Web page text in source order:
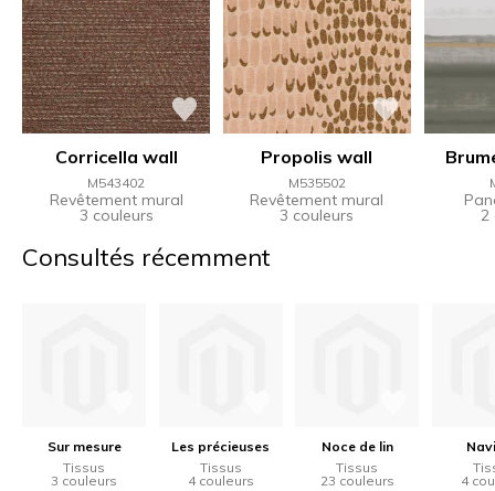
Corricella wall
M543402
Revêtement mural
3 couleurs
Propolis wall
M535502
Revêtement mural
3 couleurs 2
Consultés récemment
Sur mesure
Tissus
3 couleurs
Les précieuses
Tissus
4 couleurs
Noce de lin
Tissus
23 couleurs
4